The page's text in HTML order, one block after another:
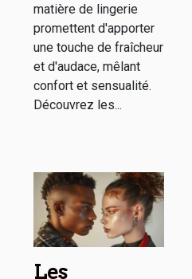
matière de lingerie
promettent d'apporter
une touche de fraîcheur
et d'audace, mêlant
confort et sensualité.
Découvrez les...
Les